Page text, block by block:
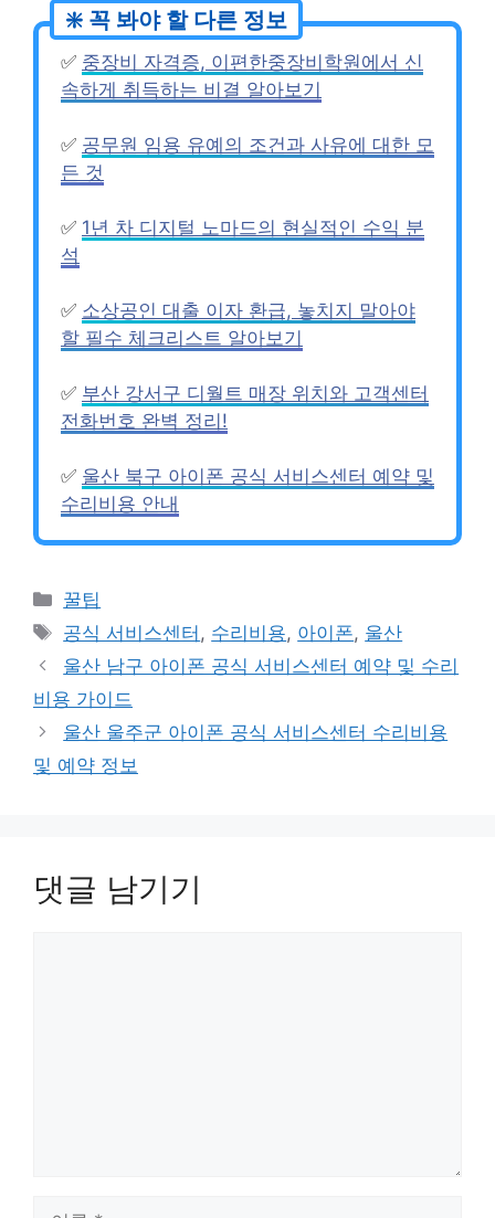
✅ 중장비 자격증, 이편한중장비학원에서 신
속하게 취득하는 비결 알아보기
✅ 공무원 임용 유예의 조건과 사유에 대한 모
든 것
✅ 1년 차 디지털 노마드의 현실적인 수익 분
석
✅ 소상공인 대출 이자 환급, 놓치지 말아야
할 필수 체크리스트 알아보기
✅ 부산 강서구 디월트 매장 위치와 고객센터
전화번호 완벽 정리!
✅ 울산 북구 아이폰 공식 서비스센터 예약 및
수리비용 안내
카
테
고
리
꿀팁
태
그
공식 서비스센터 , 수리비용, 아이폰, 울산
울산 남구 아이폰 공식 서비스센터 예약 및 수리
비용 가이드
울산 울주군 아이폰 공식 서비스센터 수리비용
및 예약 정보
댓글 남기기